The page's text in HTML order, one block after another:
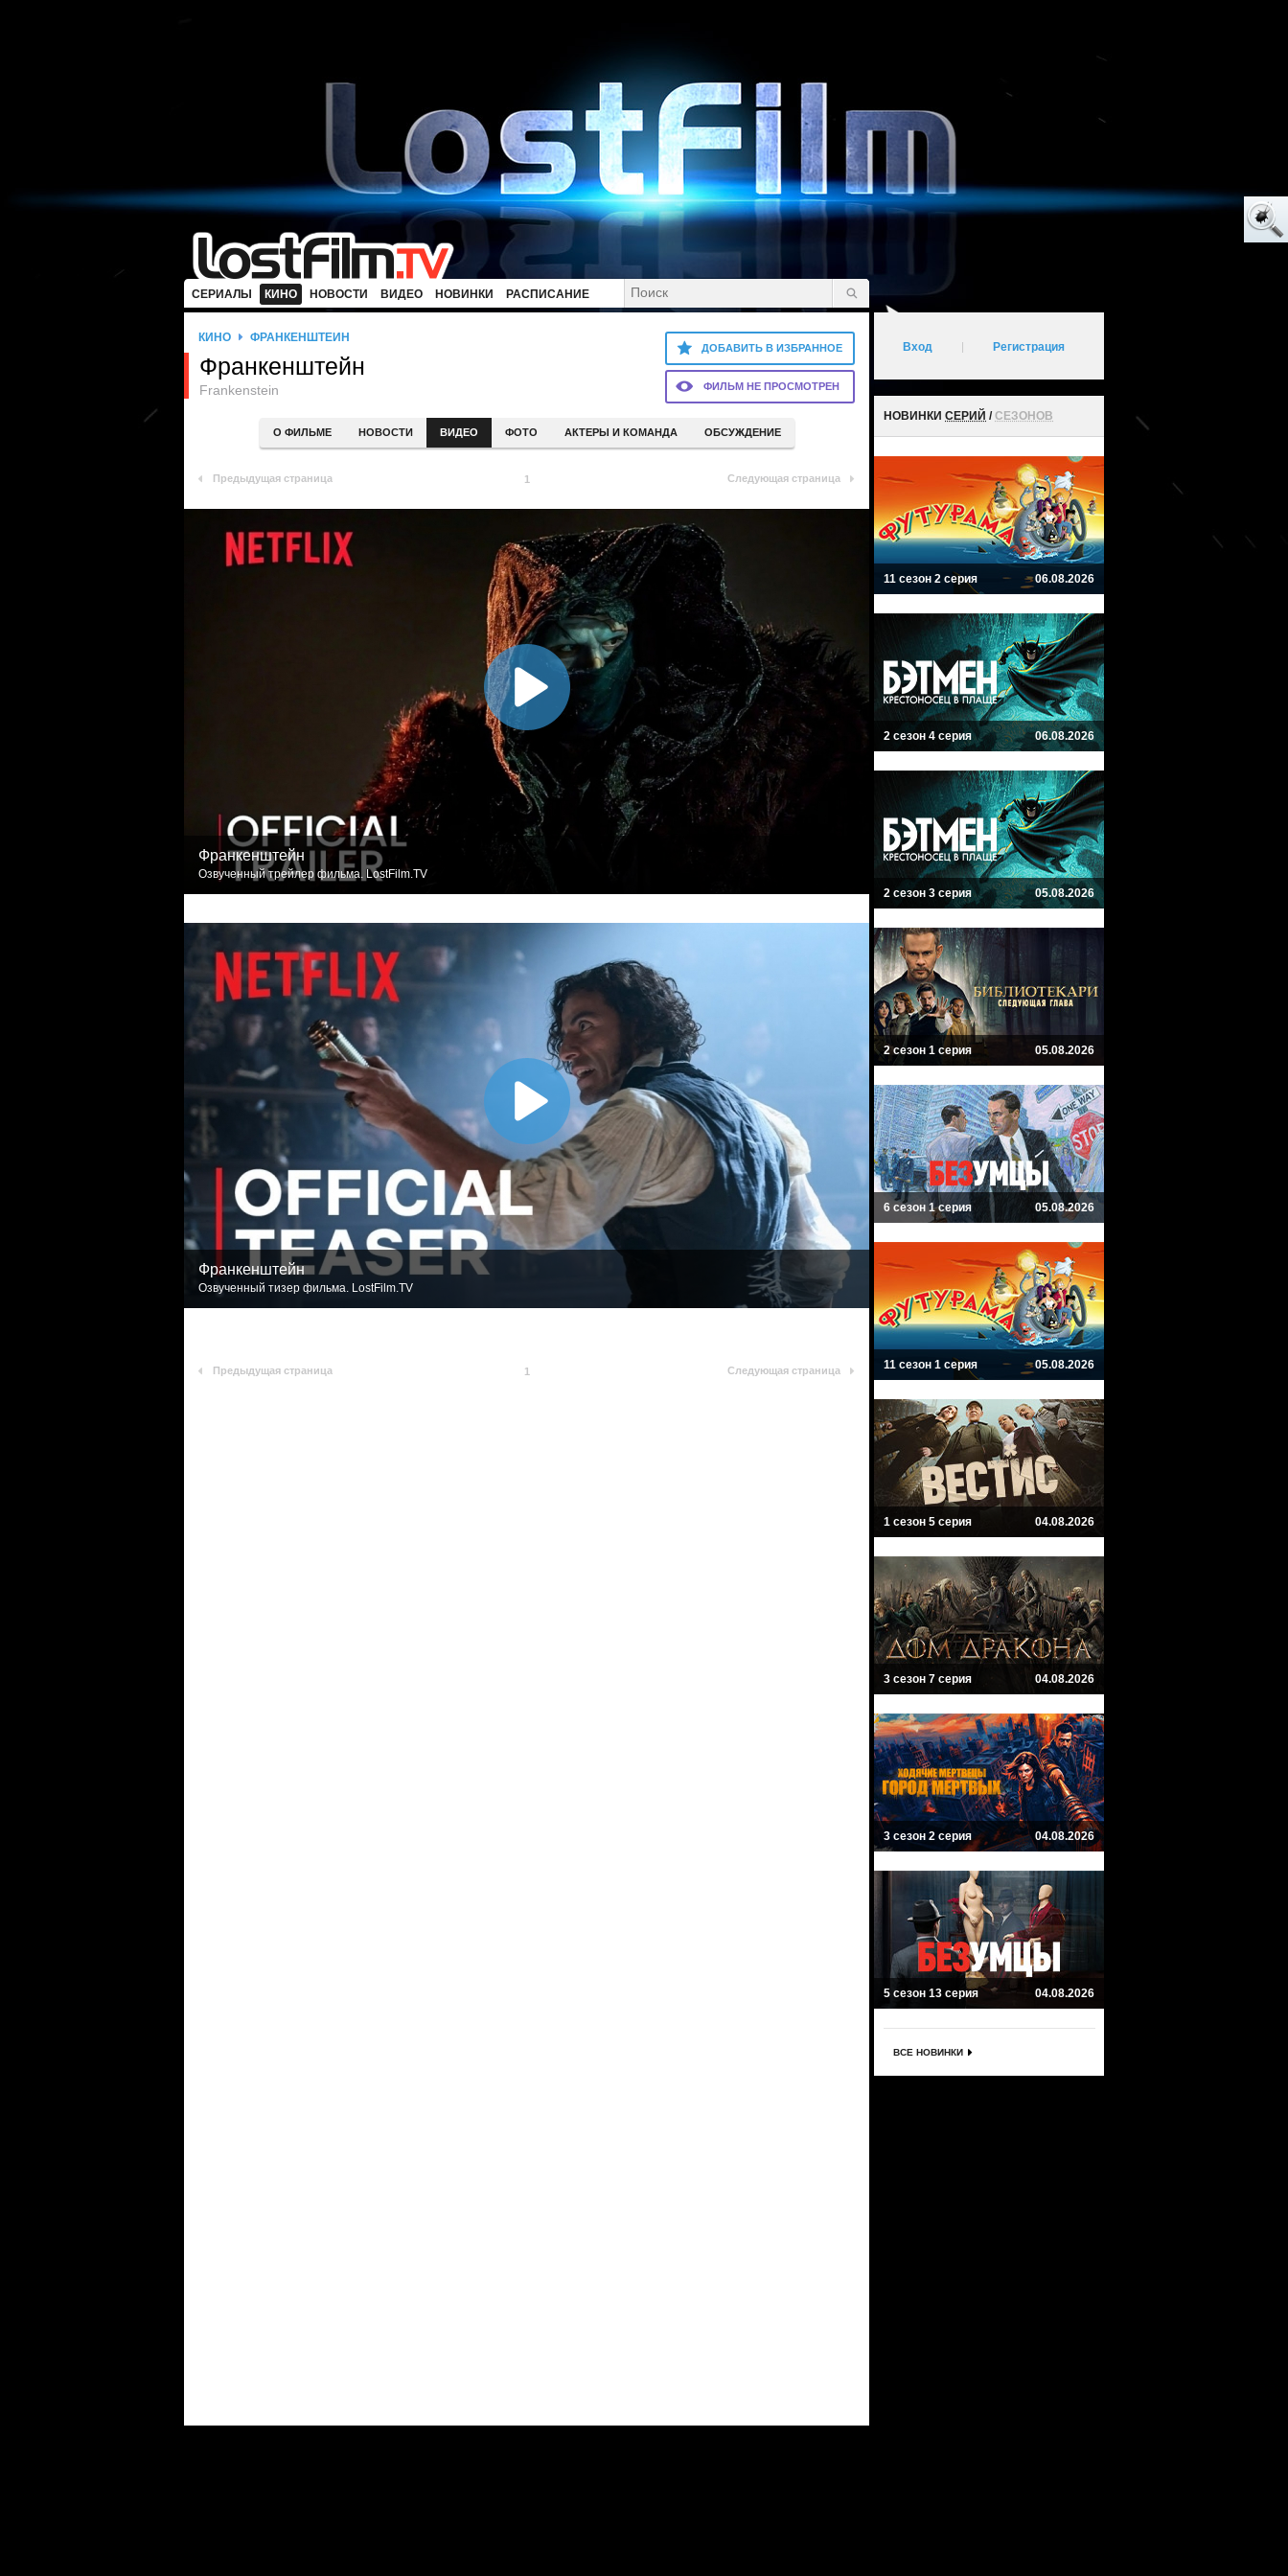
СЕРИАЛЫ КИНО НОВОСТИ ВИДЕО НОВИНКИ РАСПИСАНИЕ
ДОБАВИТЬ В ИЗБРАННОЕ
ФИЛЬМ НЕ ПРОСМОТРЕН
КИНО ФРАНКЕНШТЕЙН
Франкенштейн
Frankenstein
О ФИЛЬМЕ НОВОСТИ ВИДЕО ФОТО АКТЕРЫ И КОМАНДА ОБСУЖДЕНИЕ
Предыдущая страница 1 Следующая страница
Франкенштейн
Озвученный трейлер фильма. LostFilm.TV
Франкенштейн
Озвученный тизер фильма. LostFilm.TV
Предыдущая страница 1 Следующая страница
Вход Регистрация
НОВИНКИ СЕРИЙ /СЕЗОНОВ
11 сезон 2 серия 06.08.2026
2 сезон 4 серия 06.08.2026
2 сезон 3 серия 05.08.2026
2 сезон 1 серия 05.08.2026
6 сезон 1 серия 05.08.2026
11 сезон 1 серия 05.08.2026
1 сезон 5 серия 04.08.2026
3 сезон 7 серия 04.08.2026
3 сезон 2 серия 04.08.2026
5 сезон 13 серия 04.08.2026
ВСЕ НОВИНКИ